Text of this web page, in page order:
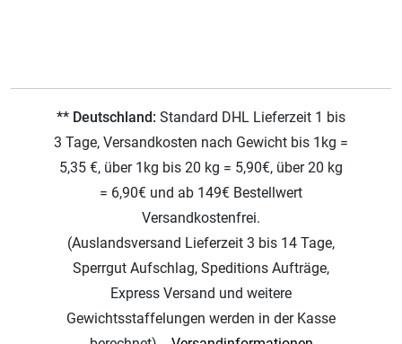
** Deutschland: Standard DHL Lieferzeit 1 bis
3 Tage, Versandkosten nach Gewicht bis 1kg =
5,35 €, über 1kg bis 20 kg = 5,90€, über 20 kg
= 6,90€ und ab 149€ Bestellwert
Versandkostenfrei.
(Auslandsversand Lieferzeit 3 bis 14 Tage,
Sperrgut Aufschlag, Speditions Aufträge,
Express Versand und weitere
Gewichtsstaffelungen werden in der Kasse